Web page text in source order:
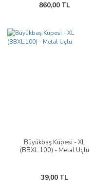
860,00 TL
Büyükbaş Küpesi - XL
(BBXL.100) - Metal Uçlu
39,00 TL